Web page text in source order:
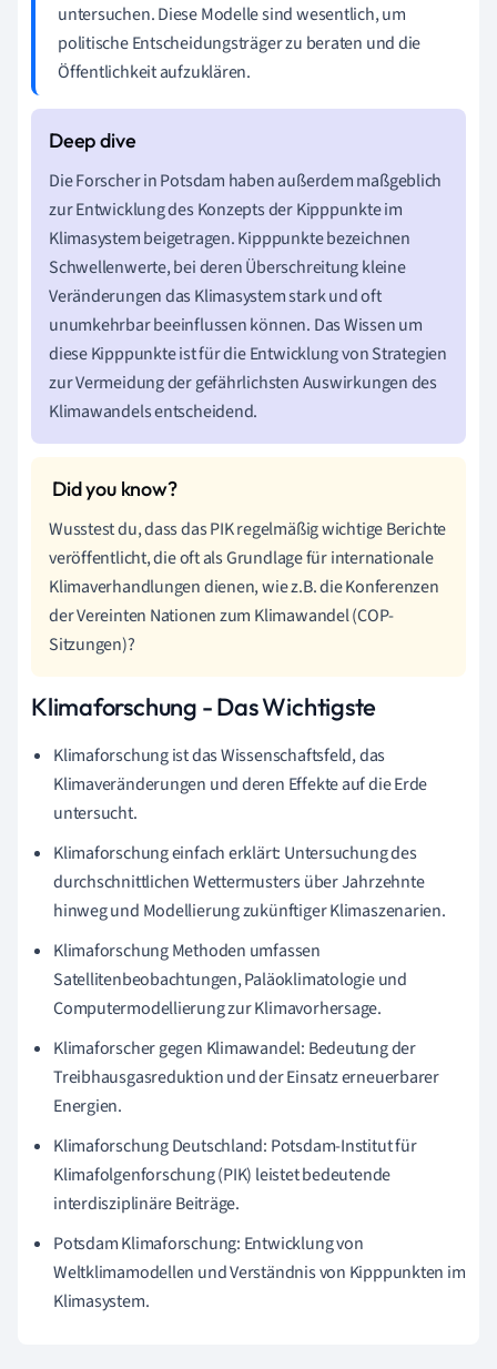
untersuchen. Diese Modelle sind wesentlich, um
politische Entscheidungsträger zu beraten und die
Öffentlichkeit aufzuklären.
Die Forscher in Potsdam haben außerdem maßgeblich
zur Entwicklung des Konzepts der Kipppunkte im
Klimasystem beigetragen. Kipppunkte bezeichnen
Schwellenwerte, bei deren Überschreitung kleine
Veränderungen das Klimasystem stark und oft
unumkehrbar beeinflussen können. Das Wissen um
diese Kipppunkte ist für die Entwicklung von Strategien
zur Vermeidung der gefährlichsten Auswirkungen des
Klimawandels entscheidend.
Wusstest du, dass das PIK regelmäßig wichtige Berichte
veröffentlicht, die oft als Grundlage für internationale
Klimaverhandlungen dienen, wie z.B. die Konferenzen
der Vereinten Nationen zum Klimawandel (COP-
Sitzungen)?
Klimaforschung - Das Wichtigste
Klimaforschung ist das Wissenschaftsfeld, das
Klimaveränderungen und deren Effekte auf die Erde
untersucht.
Klimaforschung einfach erklärt: Untersuchung des
durchschnittlichen Wettermusters über Jahrzehnte
hinweg und Modellierung zukünftiger Klimaszenarien.
Klimaforschung Methoden umfassen
Satellitenbeobachtungen, Paläoklimatologie und
Computermodellierung zur Klimavorhersage.
Klimaforscher gegen Klimawandel: Bedeutung der
Treibhausgasreduktion und der Einsatz erneuerbarer
Energien.
Klimaforschung Deutschland: Potsdam-Institut für
Klimafolgenforschung (PIK) leistet bedeutende
interdisziplinäre Beiträge.
Potsdam Klimaforschung: Entwicklung von
Weltklimamodellen und Verständnis von Kipppunkten im
Klimasystem.